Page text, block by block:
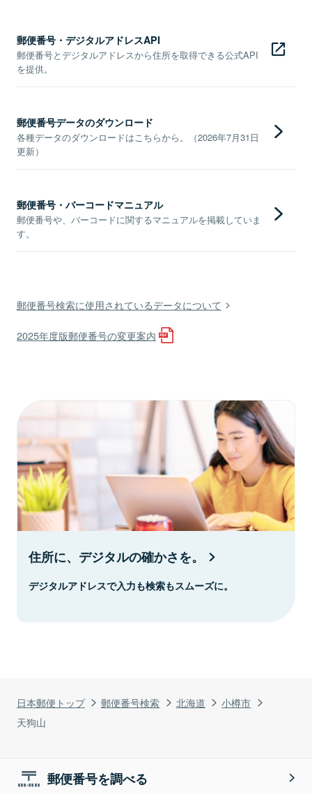
日本郵便トップ 郵便番号検索 北海道
小樽市
天狗山
郵便番号・デジタルアドレスAPI
郵便番号とデジタルアドレスから住所を取得できる公式API
を提供。
郵便番号データのダウンロード
各種データのダウンロードはこちらから。（2026年7月31日
更新）
郵便番号・バーコードマニュアル
郵便番号や、バーコードに関するマニュアルを掲載していま
す。
郵便番号検索に使用されているデータについて
2025年度版郵便番号の変更案内
住所に、デジタルの確かさを。
デジタルアドレスで入力も検索もスムーズに。
郵便番号を調べる